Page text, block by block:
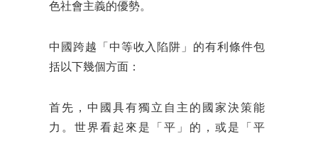
色社會主義的優勢。
中國跨越「中等收入陷阱」的有利條件包
括以下幾個方面：
首先，中國具有獨立自主的國家決策能
力。世界看起來是「平」的，或是「平